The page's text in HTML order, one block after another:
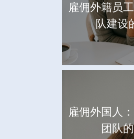
雇佣外籍员
队建设
雇佣外国人
团队